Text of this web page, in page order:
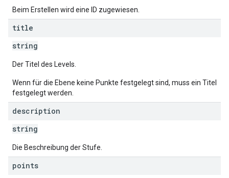
Beim Erstellen wird eine ID zugewiesen.
title
string
Der Titel des Levels.
Wenn für die Ebene keine Punkte festgelegt sind, muss ein Titel
festgelegt werden.
description
string
Die Beschreibung der Stufe.
points